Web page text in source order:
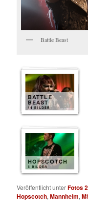
Battle Beast
BATTLE
BEAST
14 BILDER
HOPSCOTCH
6 BILDER
Veröffentlicht unterFotos
Hopscotch,Mannheim,